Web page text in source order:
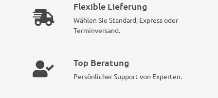
Flexible Lieferung
Wählen Sie Standard, Express oder
Terminversand.
Top Beratung
Persönlicher Support von Experten.